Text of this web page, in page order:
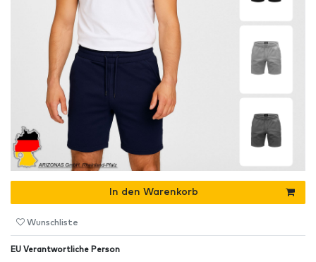
In den Warenkorb
Wunschliste
EU Verantwortliche Person